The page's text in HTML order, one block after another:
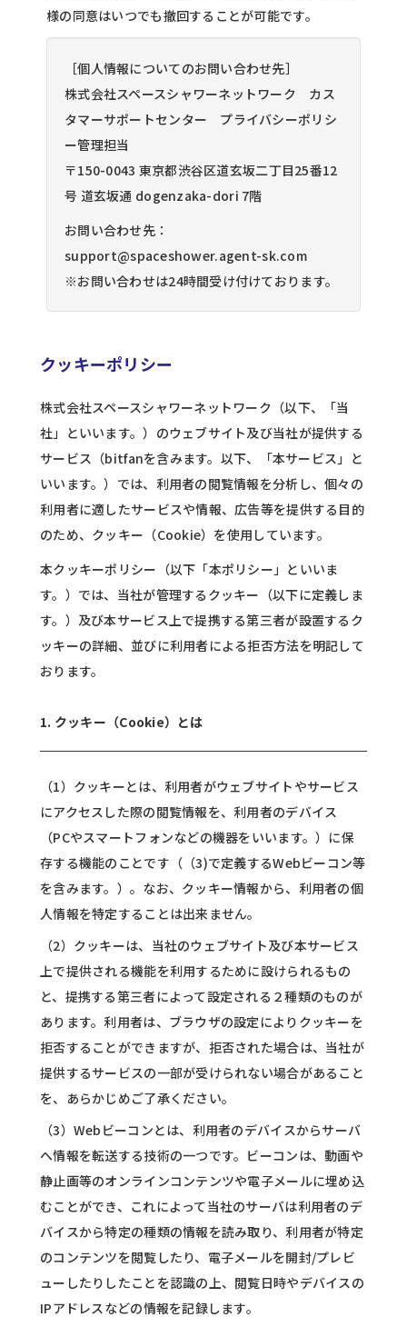
様の同意はいつでも撤回することが可能です。
［個人情報についてのお問い合わせ先］
株式会社スペースシャワーネットワーク カス
タマーサポートセンター プライバシーポリシ
ー管理担当
〒150-0043 東京都渋谷区道玄坂二丁目25番12
号 道玄坂通 dogenzaka-dori 7階
お問い合わせ先：
support@spaceshower.agent-sk.com
※お問い合わせは24時間受け付けております。
クッキーポリシー
株式会社スペースシャワーネットワーク（以下、「当
社」といいます。）のウェブサイト及び当社が提供する
サービス（bitfanを含みます。以下、「本サービス」と
いいます。）では、利用者の閲覧情報を分析し、個々の
利用者に適したサービスや情報、広告等を提供する目的
のため、クッキー（Cookie）を使用しています。
本クッキーポリシー（以下「本ポリシー」といいま
す。）では、当社が管理するクッキー（以下に定義しま
す。）及び本サービス上で提携する第三者が設置するク
ッキーの詳細、並びに利用者による拒否方法を明記して
おります。
1. クッキー（Cookie）とは
（1）クッキーとは、利用者がウェブサイトやサービス
にアクセスした際の閲覧情報を、利用者のデバイス
（PCやスマートフォンなどの機器をいいます。）に保
存する機能のことです（（3)で定義するWebビーコン等
を含みます。）。なお、クッキー情報から、利用者の個
人情報を特定することは出来ません。
（2）クッキーは、当社のウェブサイト及び本サービス
上で提供される機能を利用するために設けられるもの
と、提携する第三者によって設定される２種類のものが
あります。利用者は、ブラウザの設定によりクッキーを
拒否することができますが、拒否された場合は、当社が
提供するサービスの一部が受けられない場合があること
を、あらかじめご了承ください。
（3）Webビーコンとは、利用者のデバイスからサーバ
へ情報を転送する技術の一つです。ビーコンは、動画や
静止画等のオンラインコンテンツや電子メールに埋め込
むことができ、これによって当社のサーバは利用者のデ
バイスから特定の種類の情報を読み取り、利用者が特定
のコンテンツを閲覧したり、電子メールを開封/プレビ
ューしたりしたことを認識の上、閲覧日時やデバイスの
IPアドレスなどの情報を記録します。